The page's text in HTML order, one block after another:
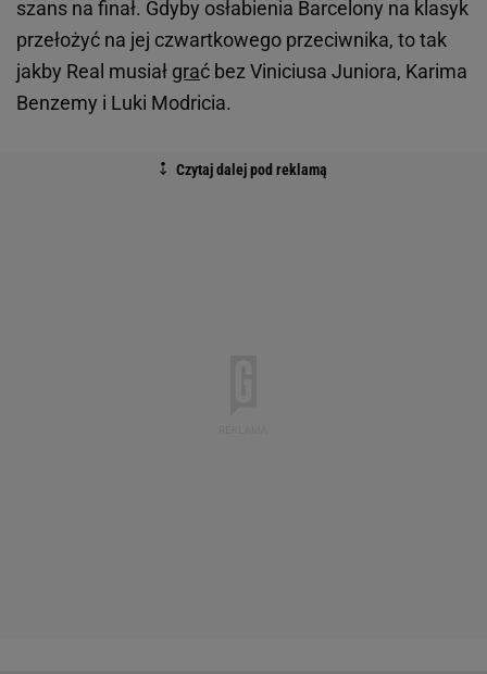
szans na finał. Gdyby osłabienia Barcelony na klasyk
przełożyć na jej czwartkowego przeciwnika, to tak
jakby Real musiał grać bez Viniciusa Juniora, Karima
Benzemy i Luki Modricia.